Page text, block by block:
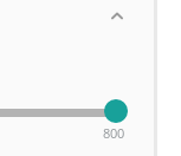
800